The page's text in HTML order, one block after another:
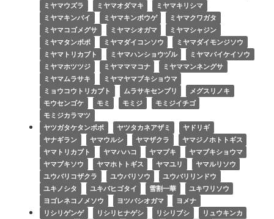
ミヤマウズラ
ミヤマオダマキ
ミヤマキリシマ
ミヤマキンバイ
ミヤマキンポウゲ
ミヤマクワガタ
ミヤマコゴメグサ
ミヤマシオガマ
ミヤマシャジン
ミヤマタンポポ
ミヤマダイコンソウ
ミヤマダイモンジソウ
ミヤマトリカブト
ミヤマハンショウヅル
ミヤマバイケイソウ
ミヤマホツツジ
ミヤマママコナ
ミヤママンネングサ
ミヤマムラサキ
ミヤマヤマブキショウマ
ミョウコウトリカブト
ムラサキセンブリ
メグスリノキ
モウセンゴケ
モミ モミジ
モミジイチゴ
モミジカラマツ
ヤツガタケタンポポ
ヤツタカネアザミ
ヤドリギ
ヤナギラン
ヤマウルシ ヤマザクラ
ヤマジノホトトギス
ヤマトリカブト
ヤマハハコ ヤマブキ
ヤマブキショウマ
ヤマブキソウ
ヤマホトトギス ヤマユリ
ヤマルリソウ
ユウバリコザクラ
ユウバリソウ
ユウバリリンドウ
ユキノシタ
ユキバヒゴタイ 雪割一華
ユキワリソウ
ヨゴレネコノメソウ
ヨツバシオガマ
ヨメナ
リシリゲンゲ
リシリヒナゲシ リシリブシ
リュウキンカ